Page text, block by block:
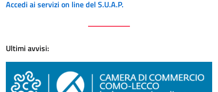
Accedi ai servizi on line del S.U.A.P.
Ultimi avvisi: